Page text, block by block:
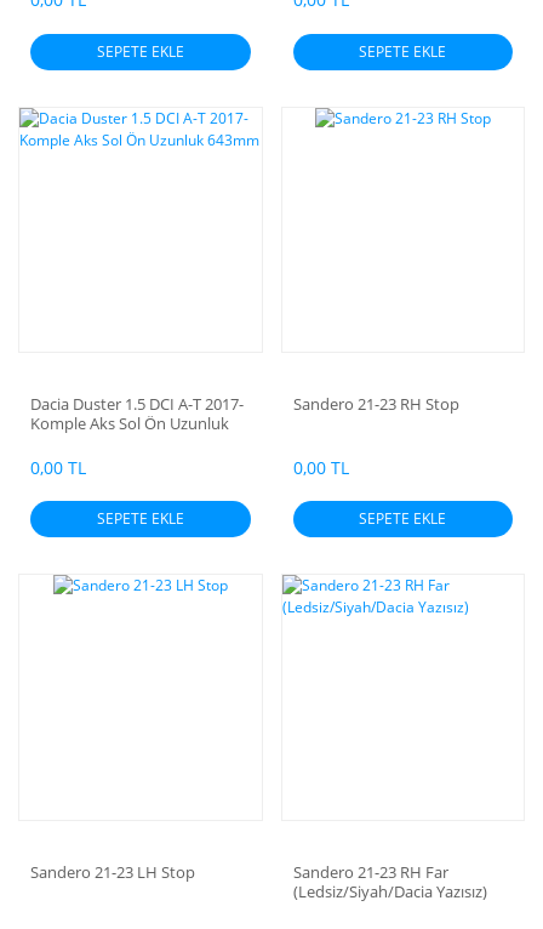
SEPETE EKLE SEPETE EKLE
Dacia Duster 1.5 DCI A-T 2017-
Komple Aks Sol Ön Uzunluk
0,00 TL
SEPETE EKLE
Sandero 21-23 RH Stop
0,00 TL
SEPETE EKLE
Sandero 21-23 LH Stop
Sandero 21-23 RH Far
(Ledsiz/Siyah/Dacia Yazısız)